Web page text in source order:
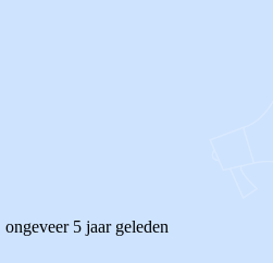
ongeveer 5 jaar geleden